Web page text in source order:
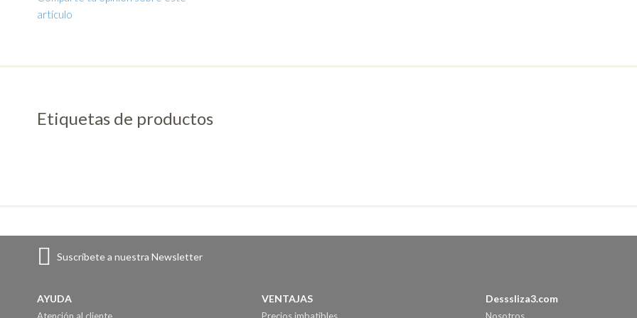
artículo
Etiquetas de productos
Suscríbete a nuestra Newsletter
AYUDA VENTAJAS Desssliza3.com